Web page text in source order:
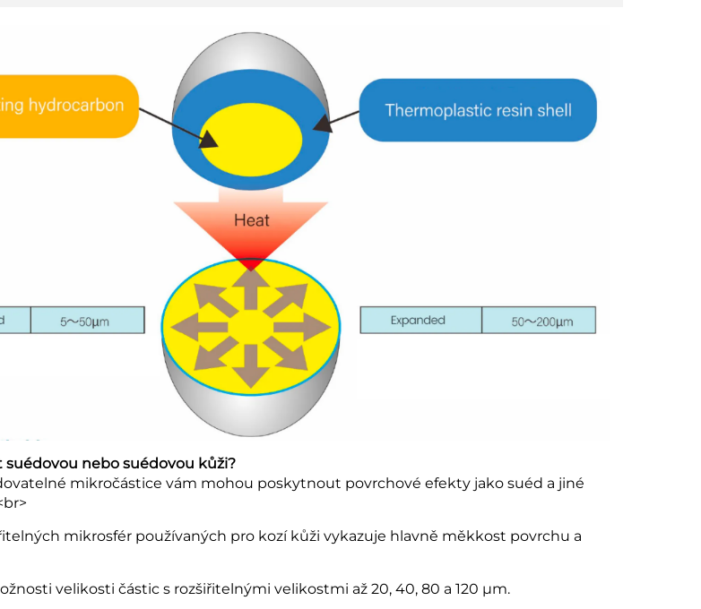
suédovou nebo suédovou kůži?
mikročástice vám mohou poskytnout povrchové efekty jako suéd a jiné
mikrosfér používaných pro kozí kůži vykazuje hlavně měkkost povrchu a
velikosti částic s rozšiřitelnými velikostmi až 20, 40, 80 a 120 μm.